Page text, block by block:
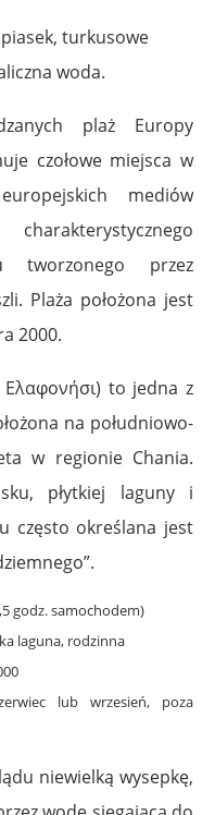
turkusowe
woda.
plaż Europy
czołowe miejsca w
mediów
tworzonego przez
Plaża położona jest
2000.
to jedna z
na południowo-
w regionie Chania.
płytkiej laguny i
często określana jest
godz. samochodem)
laguna, rodzinna
lub wrzesień, poza
niewielką wysepkę,